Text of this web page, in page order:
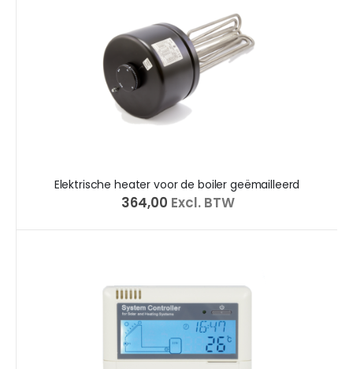
Elektrische heater voor de boiler geëmailleerd
€ 364,00 Excl. BTW